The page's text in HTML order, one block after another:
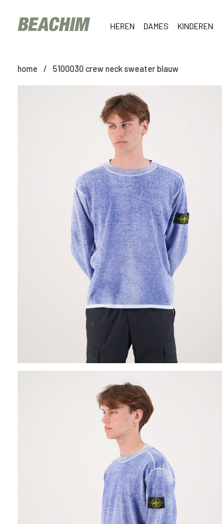
HEREN DAMES KINDEREN
home / 5100030 crew neck sweater blauw